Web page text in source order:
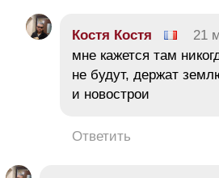
Костя Костя 21
мне кажется там
не будут, держат
и новострои
Ответить